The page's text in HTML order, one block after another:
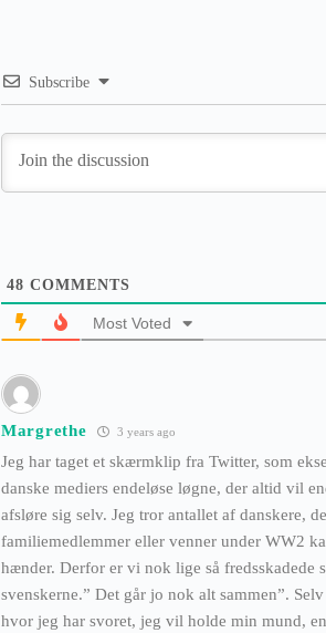
Subscribe
48 COMMENTS
Most Voted
Margrethe 3 years ago
Jeg har taget et skærmklip fra Twitter, som
danske mediers endeløse løgne, der altid vil
afsløre sig selv. Jeg tror antallet af danskere,
familiemedlemmer eller venner under WW2
hænder. Derfor er vi nok lige så fredsskadede
svenskerne.” Det går jo nok alt sammen”.
hvor jeg har svoret, jeg vil holde min mund,